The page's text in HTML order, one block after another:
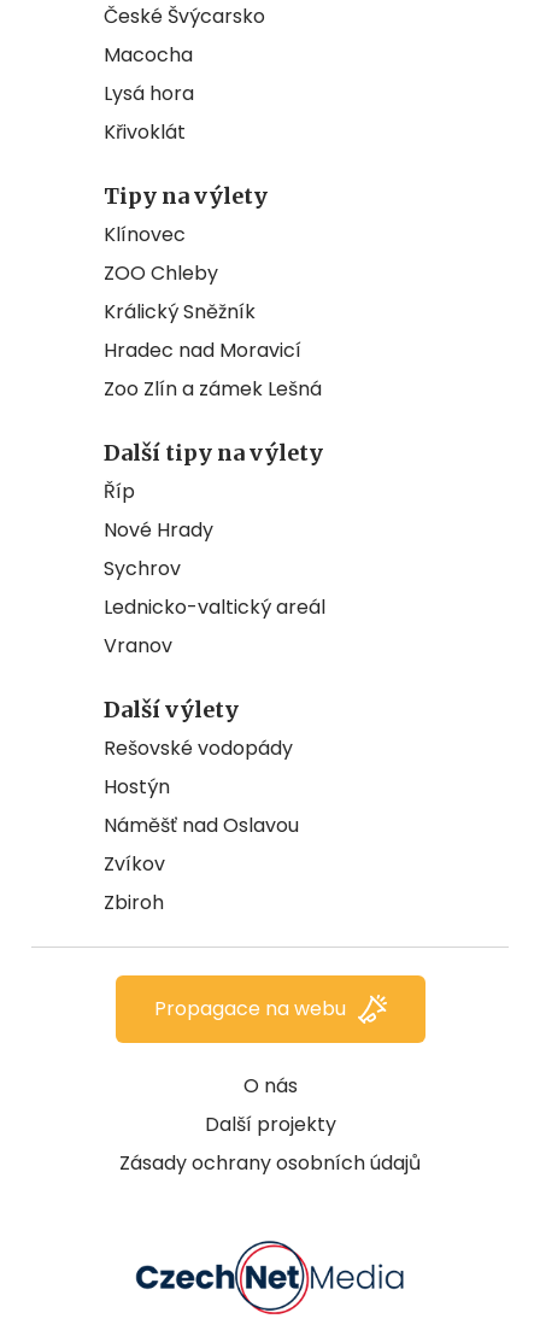
České Švýcarsko
Macocha
Lysá hora
Křivoklát
Tipy na výlety
Klínovec
ZOO Chleby
Králický Sněžník
Hradec nad Moravicí
Zoo Zlín a zámek Lešná
Další tipy na výlety
Říp
Nové Hrady
Sychrov
Lednicko-valtický areál
Vranov
Další výlety
Rešovské vodopády
Hostýn
Náměšť nad Oslavou
Zvíkov
Zbiroh
O nás
Další projekty
Zásady ochrany osobních údajů
Propagace na webu